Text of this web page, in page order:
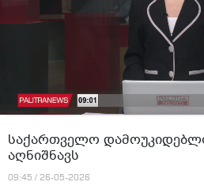
საქართველო
აღნიშნავს
09:45 / 26-05-2026